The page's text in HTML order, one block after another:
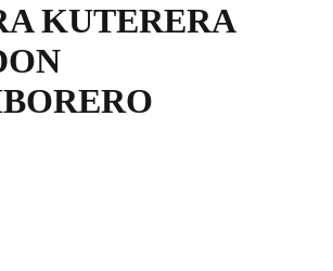
KUTERERA